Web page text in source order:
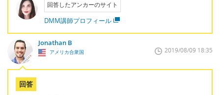
回答したアンカーのサイト
DMM講師プロフィール
Jonathan B
アメリカ合衆国 2019/08/09 18:35
回答